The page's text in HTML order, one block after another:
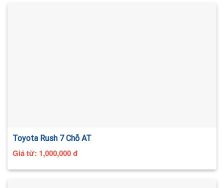
Toyota Rush 7 Chỗ AT
Giá từ: 1,000,000đ